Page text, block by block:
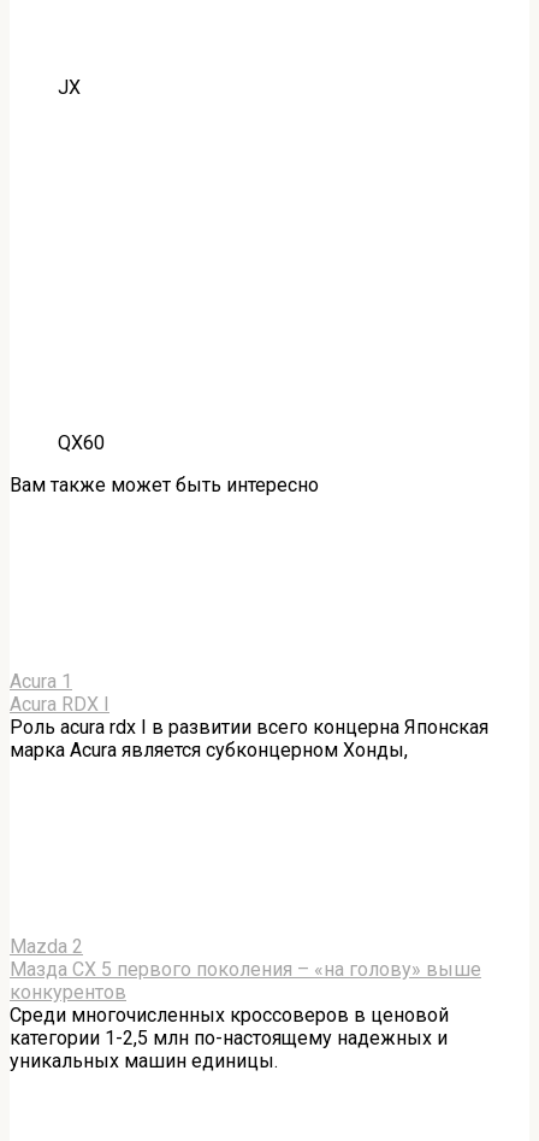
JX
QX60
Вам также может быть интересно
Acura 1
Acura RDX I
Роль acura rdx I в развитии всего концерна Японская
марка Acura является субконцерном Хонды,
Mazda 2
Мазда СХ 5 первого поколения – «на голову» выше
конкурентов
Среди многочисленных кроссоверов в ценовой
категории 1-2,5 млн по-настоящему надежных и
уникальных машин единицы.